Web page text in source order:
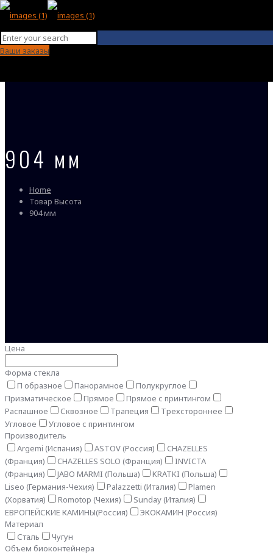
Ваши заказы
904 мм
Home
Товар Высота
904 мм
Цена
Форма стекла
П образное
Панорамное
Полукруглое
Призматическое
Прямое
Прямое с принтингом
Распашное
Сквозное Трапеция
Трехстороннее
Угловое
Угловое с принтингом
Производитель
Argemi (Испания)
ASTOV (Россия)
CHAZELLES
(Франция)
CHAZELLES SOLO (Франция)
INVICTA
(Франция)
JABO MARMI (Польша)
KRATKI (Польша)
Liseo (Германия-Чехия)
Palazzetti (Италия)
Plamen
(Хорватия)
Romotop (Чехия)
Sunday (Италия)
ЕВРОПЕЙСКИЕ КАМИНЫ(Россия)
ЭКОКАМИН (Россия)
Материал
Сталь
Чугун
Объем биоконтейнера